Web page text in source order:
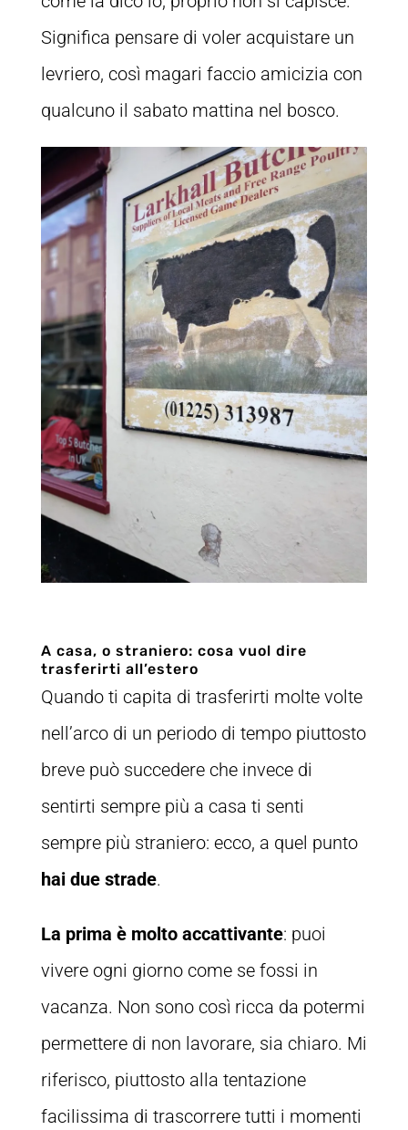
Significa pensare di voler acquistare un
levriero, così magari faccio amicizia con
qualcuno il sabato mattina nel bosco.
A casa, o straniero: cosa vuol dire
trasferirti all’estero
Quando ti capita di trasferirti molte volte
nell’arco di un periodo di tempo piuttosto
breve può succedere che invece di
sentirti sempre più a casa ti senti
sempre più straniero: ecco, a quel punto
hai due strade.
La prima è molto accattivante: puoi
vivere ogni giorno come se fossi in
vacanza. Non sono così ricca da potermi
permettere di non lavorare, sia chiaro. Mi
riferisco, piuttosto alla tentazione
facilissima di trascorrere tutti i momenti